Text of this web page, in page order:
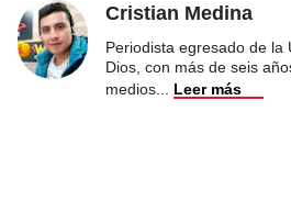
Cristian Medina
Periodista egresado de la
Dios, con más de seis
medios
Leer más